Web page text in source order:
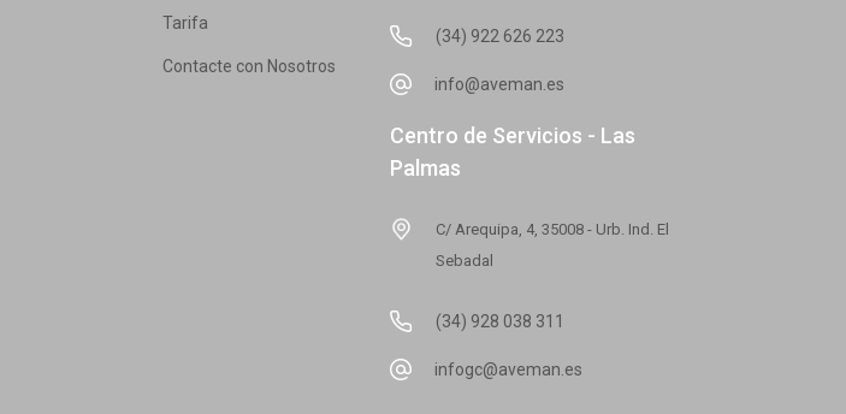
Tarifa
Contacte con Nosotros
(34) 922 626 223
info@aveman.es
Centro de Servicios - Las
Palmas
C/ Arequipa, 4, 35008 - Urb. Ind. El
Sebadal
(34) 928 038 311
infogc@aveman.es